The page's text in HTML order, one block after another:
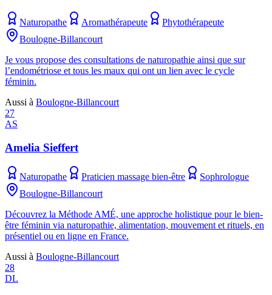
Naturopathe Aromathérapeute
Phytothérapeute
Boulogne-Billancourt
Je vous propose des consultations de naturopathie ainsi que sur
l’endométriose et tous les maux qui ont un lien avec le cycle
féminin.
Aussi à Boulogne-Billancourt
27
AS
Amelia Sieffert
Naturopathe Praticien massage bien-être
Sophrologue
Boulogne-Billancourt
Découvrez la Méthode AMÉ, une approche holistique pour le bien-
être féminin via naturopathie, alimentation, mouvement et rituels, en
présentiel ou en ligne en France.
Aussi à Boulogne-Billancourt
28
DL